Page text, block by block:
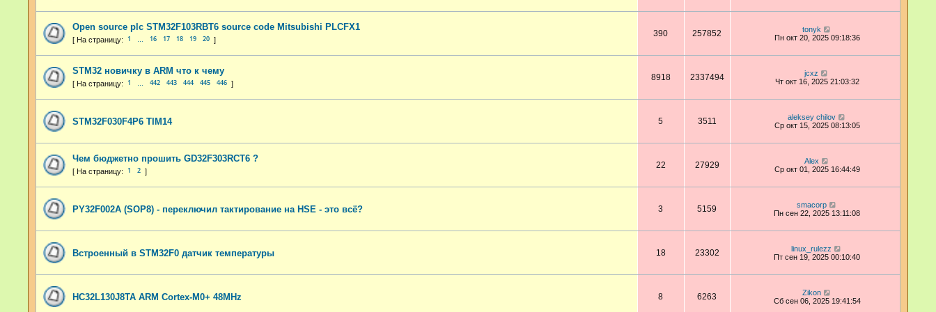
Open source plc STM32F103RBT6 source code Mitsubishi PLCFX1
1 16 17 18 19 20
390 257852
tonyk
Пн окт 20, 2025 09:18:36
STM32 новичку в ARM что к чему
1 442 443 444 445 446
8918 2337494
jcxz
Чт окт 16, 2025 21:03:32
STM32F030F4P6 TIM14 5 3511
aleksey chilov
Ср окт 15, 2025 08:13:05
Чем бюджетно прошить GD32F303RCT6 ?
1 2
22 27929
Аlex
Ср окт 01, 2025 16:44:49
PY32F002A (SOP8) - переключил тактирование на HSE - это всё? 3 5159
smacorp
Пн сен 22, 2025 13:11:08
Встроенный в STM32F0 датчик температуры 18 23302
linux_rulezz
Пт сен 19, 2025 00:10:40
HC32L130J8TA ARM Cortex-M0+ 48MHz 8 6263
Zikon
Сб сен 06, 2025 19:41:54